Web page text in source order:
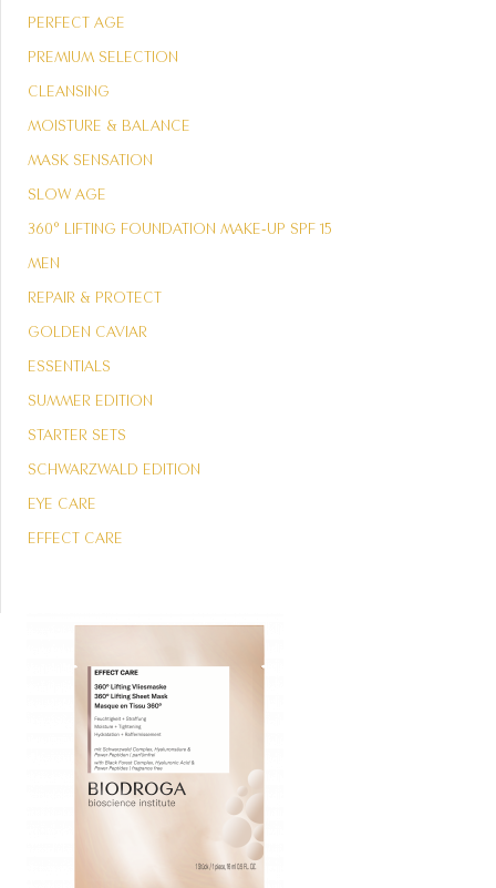
PERFECT AGE
PREMIUM SELECTION
CLEANSING
MOISTURE & BALANCE
MASK SENSATION
SLOW AGE
360° LIFTING FOUNDATION MAKE-UP SPF 15
MEN
REPAIR & PROTECT
GOLDEN CAVIAR
ESSENTIALS
SUMMER EDITION
STARTER SETS
SCHWARZWALD EDITION
EYE CARE
EFFECT CARE